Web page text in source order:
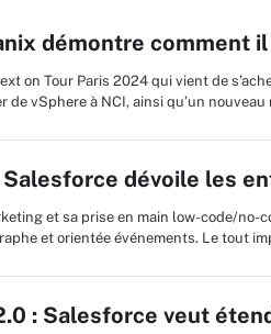
démontre comment
on Tour Paris 2024 qui vient de
de vSphere à NCI, ainsi qu’un
dévoile les
et sa prise en main low-code/no-
et orientée événements. Le tout
: Salesforce veut